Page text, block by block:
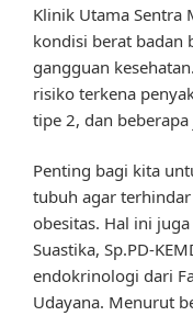
Klinik Utama Sentra
kondisi berat badan
gangguan
risiko terkena
tipe 2, dan
Penting bagi kita
tubuh agar
obesitas. Hal ini
Suastika, Sp.PD-
endokrinologi dari
Udayana. Menurut